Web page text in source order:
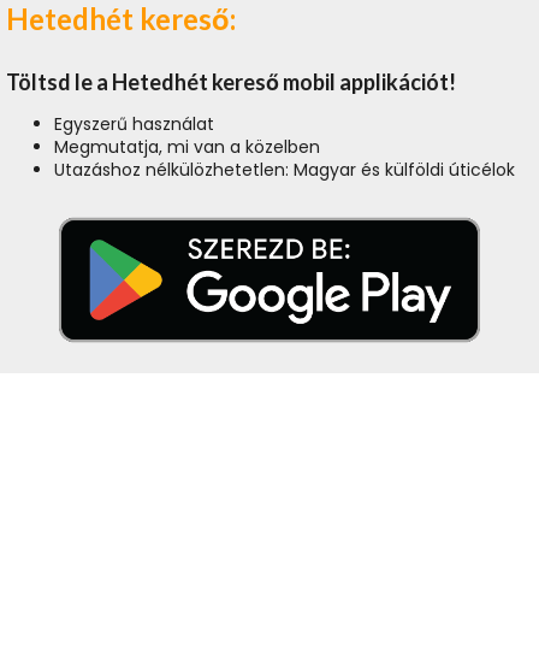
Hetedhét kereső:
Töltsd le a Hetedhét kereső mobil applikációt!
Egyszerű használat
Megmutatja, mi van a közelben
Utazáshoz nélkülözhetetlen: Magyar és külföldi úticélok